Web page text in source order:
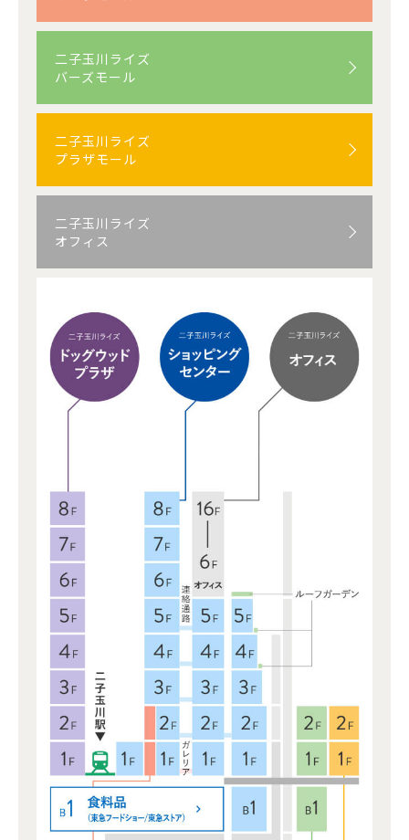
二子玉川ライズ
バーズモール
二子玉川ライズ
プラザモール
二子玉川ライズ
オフィス